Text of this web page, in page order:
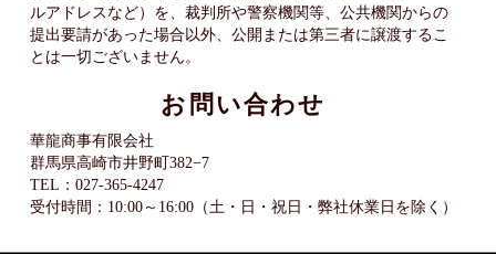
ルアドレスなど）を、裁判所や警察機関等、公共機関からの
提出要請があった場合以外、公開または第三者に譲渡するこ
とは一切ございません。
お問い合わせ
華龍商事有限会社
群馬県高崎市井野町382−7
TEL：027-365-4247
受付時間：10:00～16:00（土・日・祝日・弊社休業日を除く）